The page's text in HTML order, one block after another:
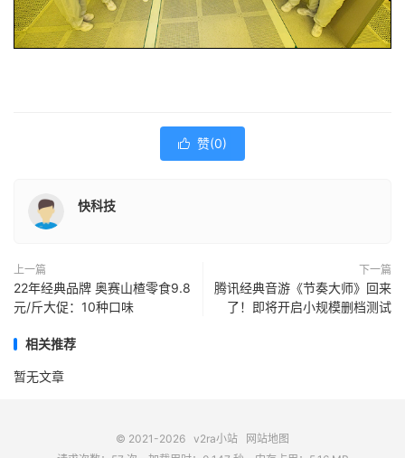
 赞(0)
快科技
上一篇
22年经典品牌 奥赛山楂零食9.8
元/斤大促：10种口味
下一篇
腾讯经典音游《节奏大师》回来
了！即将开启小规模删档测试
相关推荐
暂无文章
© 2021-2026 v2ra小站
网站地图